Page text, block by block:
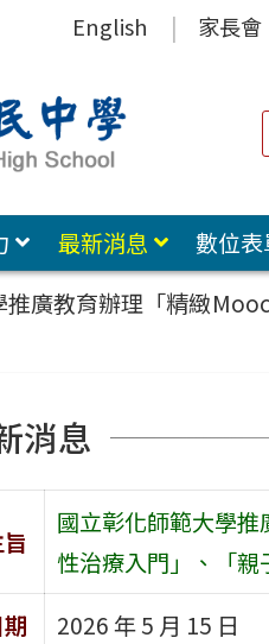
English 家長會
最新消息 數位
推廣教育辦理「精緻
消息
國立彰化師範大學
性治療入門」、「
2026 年 5 月 15 日